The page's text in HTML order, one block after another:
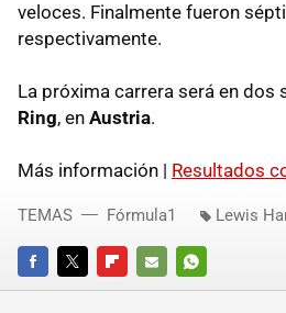
veloces. Finalmente fueron
respectivamente.
La próxima carrera será en dos
Ring, en Austria.
Más información | Resultados
FACEBOOKTWITTERFLIPBOARD
E-
WHATSAPP
TEMAS Fórmula1 Lewis